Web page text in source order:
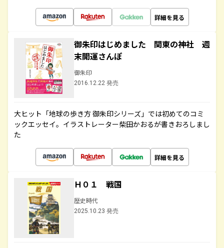
詳細を見る
御朱印はじめました 関東の神社 週
末開運さんぽ
御朱印
2016.12.22 発売
大ヒット「地球の歩き方 御朱印シリーズ」では初めてのコミ
ックエッセイ。イラストレーター柴田かおるが書きおろしまし
た
詳細を見る
Ｈ０１ 戦国
歴史時代
2025.10.23 発売